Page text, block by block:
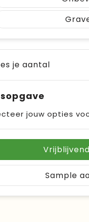
je aantal
jouw opties
Sample